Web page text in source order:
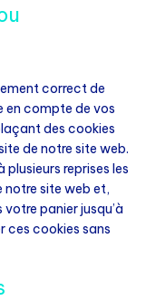
correct de
en compte de vos
des cookies
de notre site web.
plusieurs reprises les
notre site web et,
panier jusqu’à
ces cookies sans